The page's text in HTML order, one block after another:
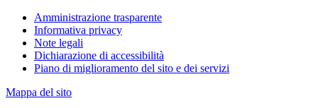
Amministrazione trasparente
Informativa privacy
Note legali
Dichiarazione di accessibilità
Piano di miglioramento del sito e dei servizi
Mappa del sito